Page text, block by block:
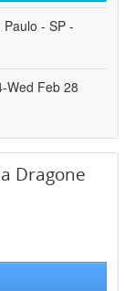
- SP -
Wed Feb 28
Dragone